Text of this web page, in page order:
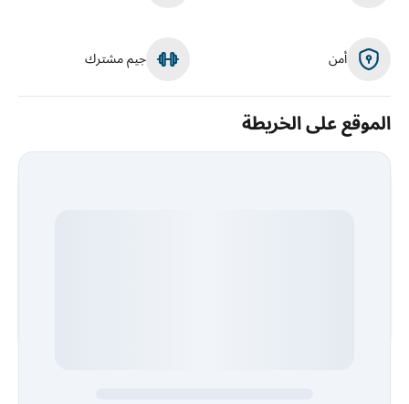
أمن جيم مشترك
الموقع على الخريطة